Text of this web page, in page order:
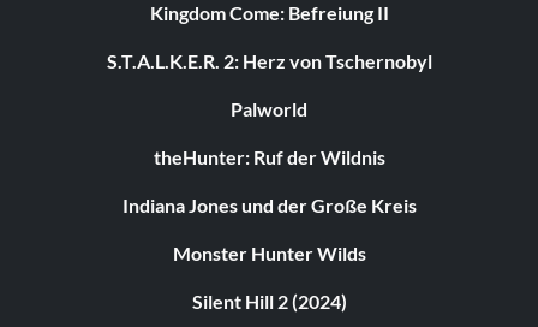
Kingdom Come: Befreiung II
S.T.A.L.K.E.R. 2: Herz von Tschernobyl
Palworld
theHunter: Ruf der Wildnis
Indiana Jones und der Große Kreis
Monster Hunter Wilds
Silent Hill 2 (2024)